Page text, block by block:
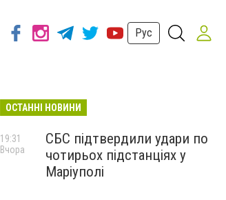
Рус
ОСТАННІ НОВИНИ
СБС підтвердили удари по
чотирьох підстанціях у
Маріуполі
19:31
Вчора